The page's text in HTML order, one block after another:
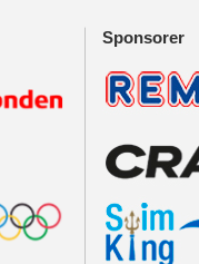
Sponsorer